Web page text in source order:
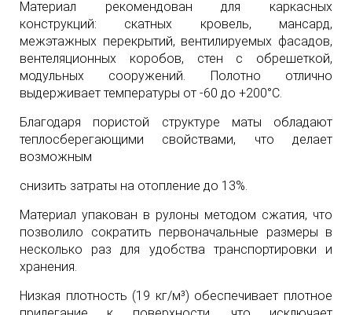
Материал рекомендован для каркасных
конструкций: скатных кровель, мансард,
межэтажных перекрытий, вентилируемых фасадов,
вентеляционных коробов, стен с обрешеткой,
модульных сооружений. Полотно отлично
выдерживает температуры от -60 до +200°С.
Благодаря пористой структуре маты обладают
теплосберегающими свойствами, что делает
возможным
снизить затраты на отопление до 13%.
Материал упакован в рулоны методом сжатия, что
позволило сократить первоначальные размеры в
несколько раз для удобства транспортировки и
хранения.
Низкая плотность (19 кг/м³) обеспечивает плотное